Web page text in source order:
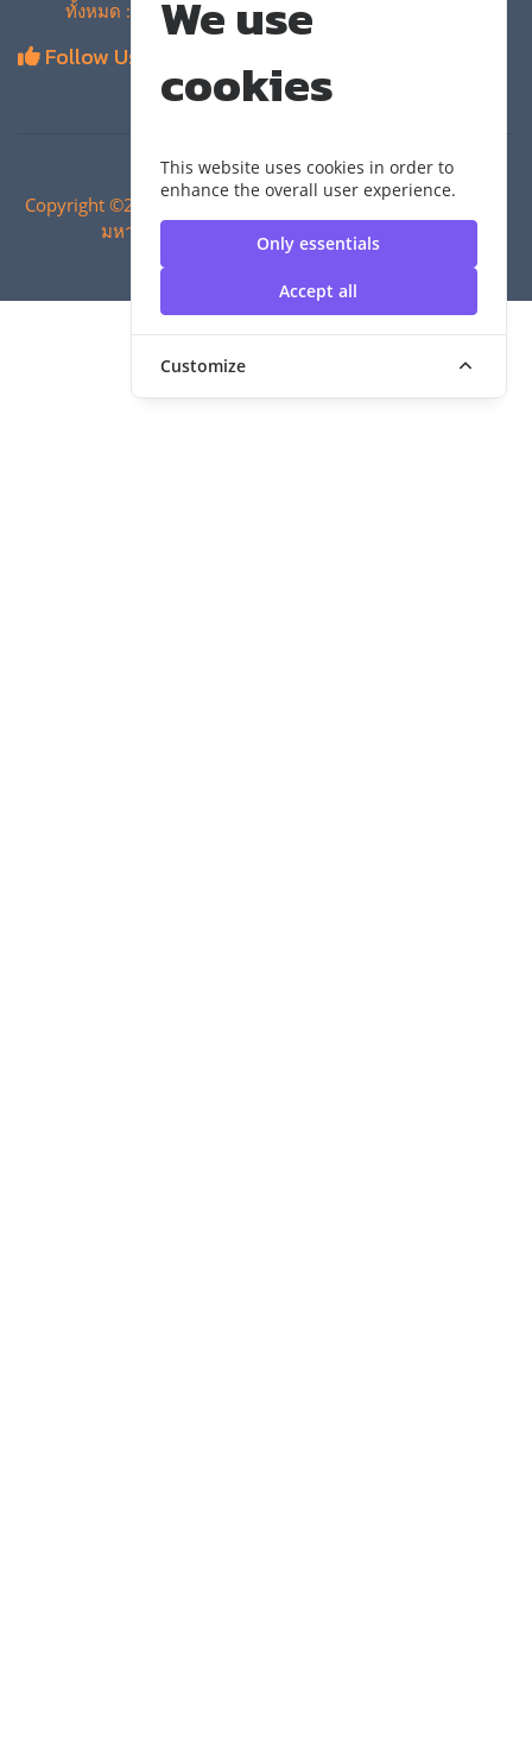
We use
cookies
This website uses cookies in order to
enhance the overall user experience.
Only essentials
Accept all
Customize
ทั้งหมด : 4,134,960 ครั้ง
Follow Us
Copyright ©2024 สำนักวิทยบริการและเทคโนโลยีสารสนเทศ |
มหาวิทยาลัยเทคโนโลยีราชมงคลสุวรรณภูมิ